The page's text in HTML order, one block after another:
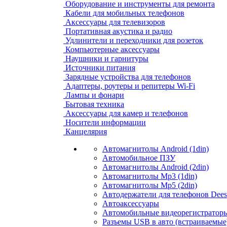
Оборудование и инструменты для ремонта
Кабели для мобильных телефонов
Аксессуары для телевизоров
Портативная акустика и радио
Удлинители и переходники для розеток
Компьютерные аксессуары
Наушники и гарнитуры
Источники питания
Зарядные устройства для телефонов
Адаптеры, роутеры и репитеры Wi-Fi
Лампы и фонари
Бытовая техника
Аксессуары для камер и телефонов
Носители информации
Канцелярия
Автомагнитолы Android (1din)
Автомобильное ПЗУ
Автомагнитолы Android (2din)
Автомагнитолы Mp3 (1din)
Автомагнитолы Mp5 (2din)
Автодержатели для телефонов
Автоаксессуары
Автомобильные
Разъемы USB в авто